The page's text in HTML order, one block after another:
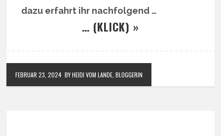
dazu erfahrt ihr nachfolgend …
… (KLICK) »
FEBRUAR 23, 2024 BY HEIDI VOM LANDE, BLOGGERIN